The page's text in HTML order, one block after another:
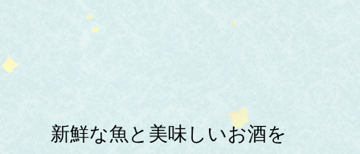
新鮮な魚と美味しいお酒を